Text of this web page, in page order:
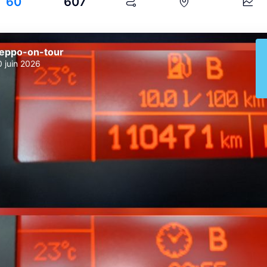
on-tour
juin 2026